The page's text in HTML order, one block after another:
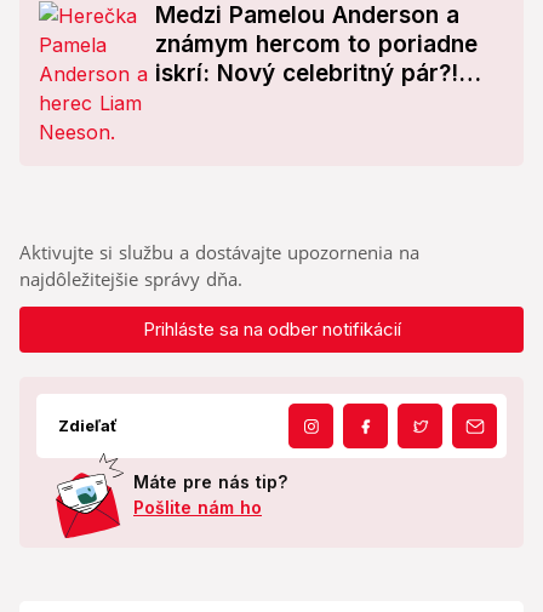
Medzi Pamelou Anderson a
známym hercom to poriadne
iskrí: Nový celebritný pár?!
Aktivujte si službu a dostávajte upozornenia na
najdôležitejšie správy dňa.
Prihláste sa na odber notifikácií
Zdieľať
Máte pre nás tip?
Pošlite nám ho